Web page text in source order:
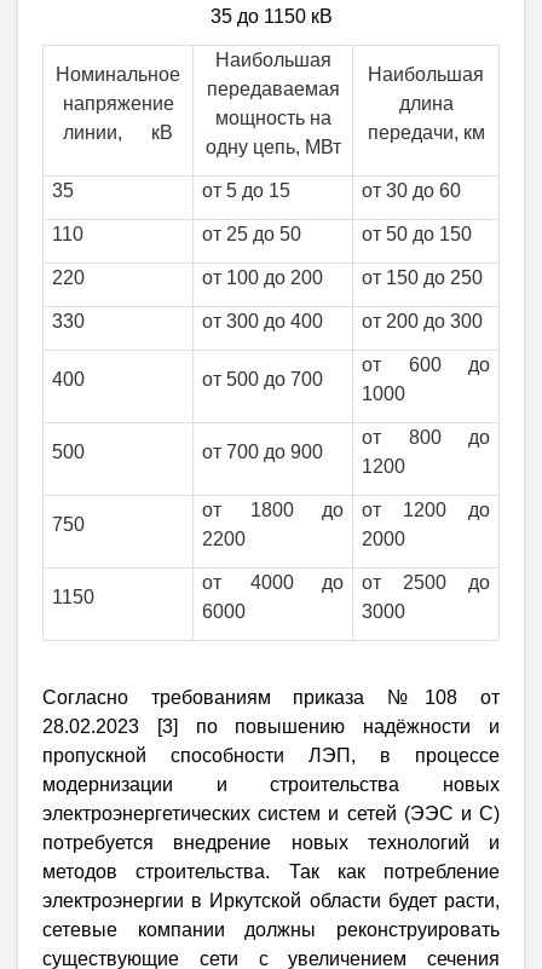
35 до 1150 кВ
Номинальное
напряжение
линии, кВ
Наибольшая
передаваемая
мощность на
одну цепь, МВт
Наибольшая
длина
передачи, км
35 от 5 до 15 от 30 до 60
110 от 25 до 50 от 50 до 150
220 от 100 до 200 от 150 до 250
330 от 300 до 400 от 200 до 300
400 от 500 до 700
от 600 до
1000
500 от 700 до 900
от 800 до
1200
750
от 1800 до
2200
от 1200 до
2000
1150
от 4000 до
6000
от 2500 до
3000
Согласно требованиям приказа №108 от
28.02.2023 [3] по повышению надёжности и
пропускной способности ЛЭП, в процессе
модернизации и строительства новых
электроэнергетических систем и сетей (ЭЭС и С)
потребуется внедрение новых технологий и
методов строительства. Так как потребление
электроэнергии в Иркутской области будет расти,
сетевые компании должны реконструировать
существующие сети с увеличением сечения